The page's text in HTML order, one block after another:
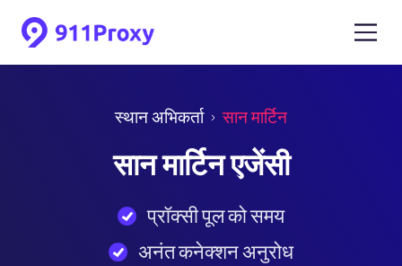
स्थान अभिकर्ता सान मार्टिन
सान मार्टिन एजेंसी
प्रॉक्सी पूल को समय
अनंत कनेक्शन अनुरोध